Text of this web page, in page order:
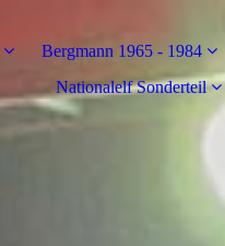
Bergmann 1965 - 1984
Nationalelf Sonderteil